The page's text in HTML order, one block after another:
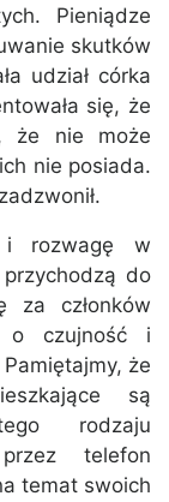
Pieniądze
skutków
udział córka
się, że
że nie może
nie posiada.
i rozwagę w
do
za członków
o czujność i
że
są
rodzaju
telefon
temat swoich